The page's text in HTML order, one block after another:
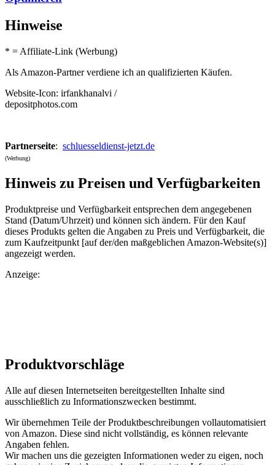
Hinweise
* = Affiliate-Link (Werbung)
Als Amazon-Partner verdiene ich an qualifizierten Käufen.
Website-Icon: irfankhanalvi /
depositphotos.com
Partnerseite: schluesseldienst-jetzt.de
(Werbung)
Hinweis zu Preisen und Verfügbarkeiten
Produktpreise und Verfügbarkeit entsprechen dem angegebenen
Stand (Datum/Uhrzeit) und können sich ändern. Für den Kauf
dieses Produkts gelten die Angaben zu Preis und Verfügbarkeit, die
zum Kaufzeitpunkt [auf der/den maßgeblichen Amazon-Website(s)]
angezeigt werden.
Anzeige:
Produktvorschläge
Alle auf diesen Internetseiten bereitgestellten Inhalte sind
ausschließlich zu Informationszwecken bestimmt.
Wir übernehmen Teile der Produktbeschreibungen vollautomatisiert
von Amazon. Diese sind nicht vollständig, es können relevante
Angaben fehlen.
Wir machen uns die gezeigten Informationen weder zu eigen, noch